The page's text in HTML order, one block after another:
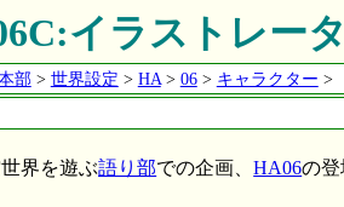
イラストレー
部> 世界設定 > HA> 06> キャラクター >
界を遊ぶ語り部での企画、HA06の